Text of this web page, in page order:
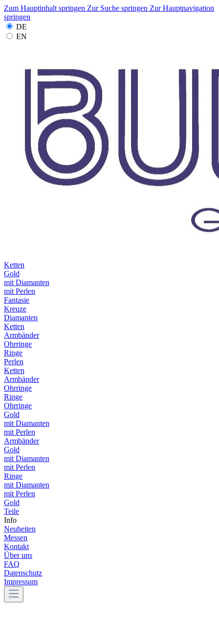
Zum Hauptinhalt springen Zur Suche springen Zur Hauptnavigation
springen
DE
EN
Ketten
Gold
mit Diamanten
mit Perlen
Fantasie
Kreuze
Diamanten
Ketten
Armbänder
Ohrringe
Ringe
Perlen
Ketten
Armbänder
Ohrringe
Ringe
Ohrringe
Gold
mit Diamanten
mit Perlen
Armbänder
Gold
mit Diamanten
mit Perlen
Ringe
mit Diamanten
mit Perlen
Gold
Teile
Info
Neuheiten
Messen
Kontakt
Über uns
FAQ
Datenschutz
Impressum